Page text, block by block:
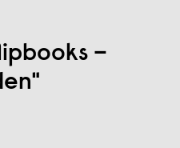
–